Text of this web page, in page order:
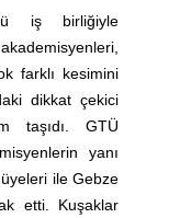
iş birliğiyle
farklı kesimini
dikkat çekici
taşıdı. GTÜ
yanı
üyeleri ile Gebze
etti. Kuşaklar